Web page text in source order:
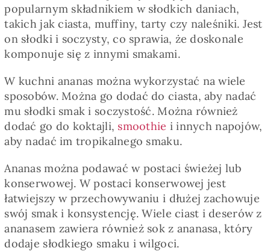
Pieczywo
Posiłki
Zdrowo i fit
Kuchnie świata
SKLEP
popularnym składnikiem w słodkich daniach,
takich jak ciasta, muffiny, tarty czy naleśniki. Jest
on słodki i soczysty, co sprawia, że doskonale
komponuje się z innymi smakami.
W kuchni ananas można wykorzystać na wiele
sposobów. Można go dodać do ciasta, aby nadać
mu słodki smak i soczystość. Można również
dodać go do koktajli, smoothie i innych napojów,
aby nadać im tropikalnego smaku.
Ananas można podawać w postaci świeżej lub
konserwowej. W postaci konserwowej jest
łatwiejszy w przechowywaniu i dłużej zachowuje
swój smak i konsystencję. Wiele ciast i deserów z
ananasem zawiera również sok z ananasa, który
dodaje słodkiego smaku i wilgoci.